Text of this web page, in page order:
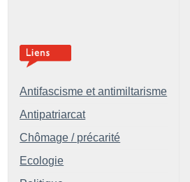
Antifascisme et antimiltarisme
Antipatriarcat
Chômage / précarité
Ecologie